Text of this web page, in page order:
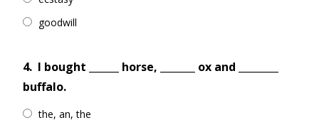
goodwill
4. I bought ______ horse, _______ ox and ________
buffalo.
the, an, the